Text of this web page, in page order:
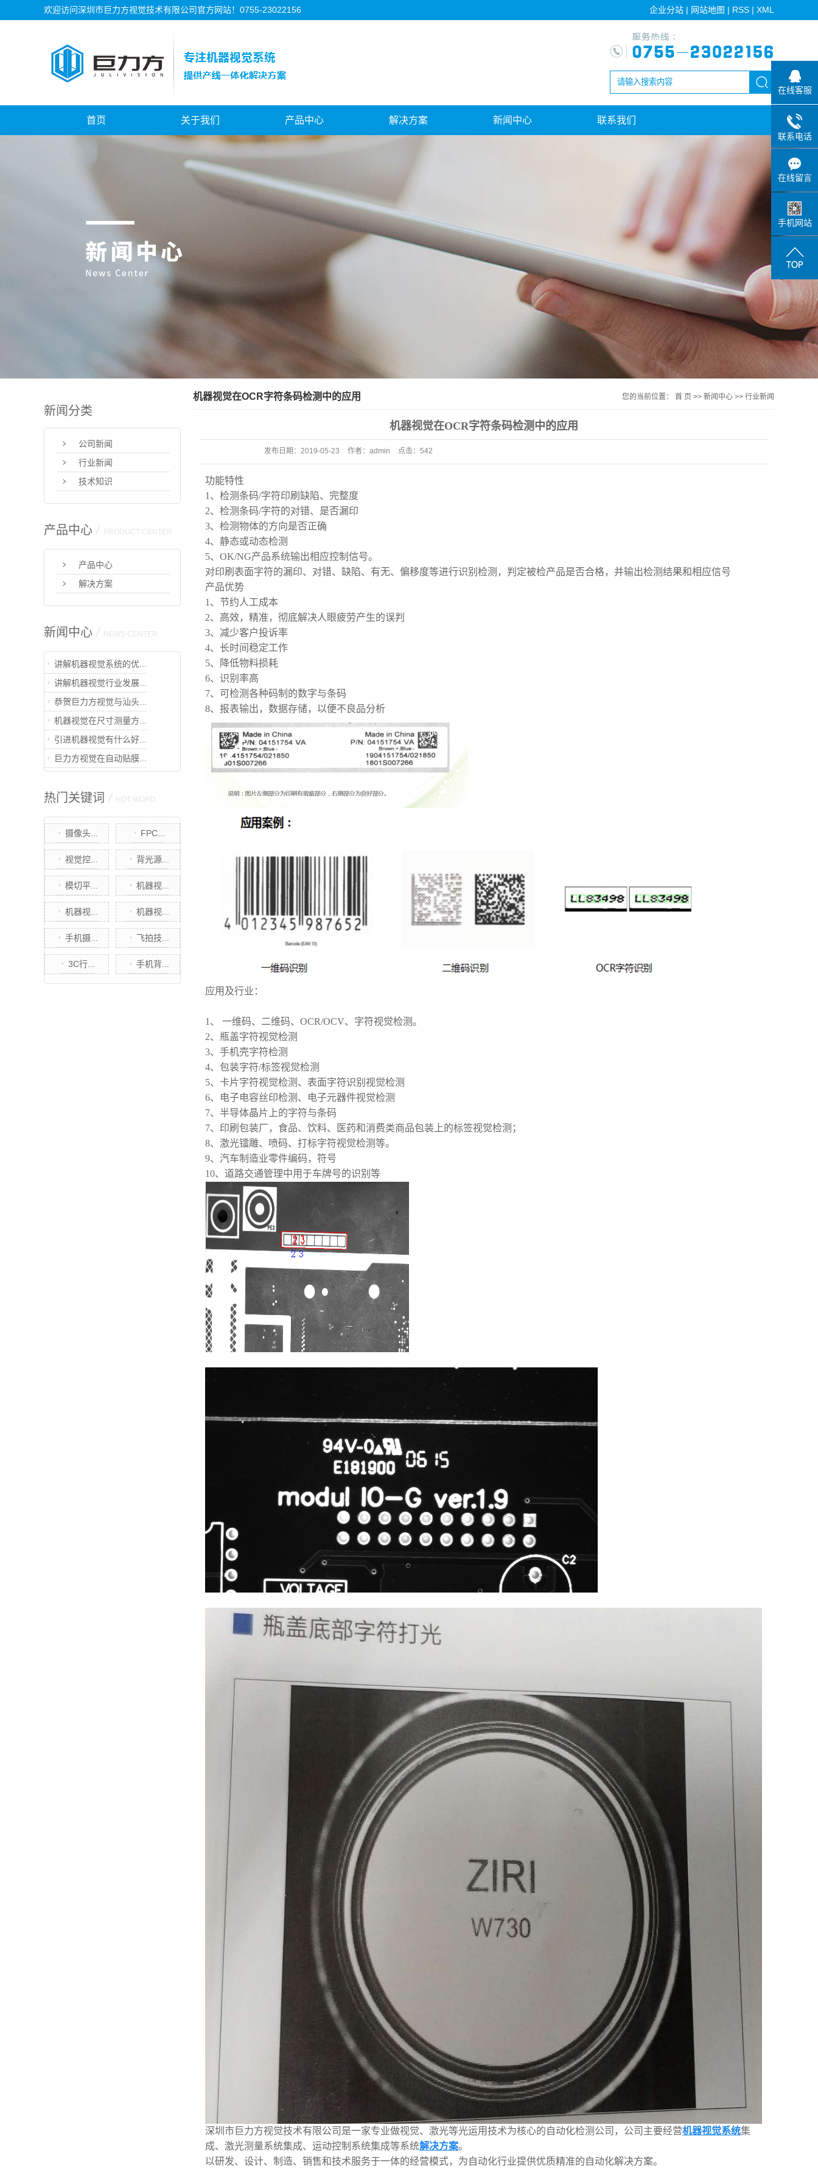
欢迎访问深圳市巨力方视觉技术有限公司官方网站！0755-23022156 企业分站 | 网站地图 | RSS | XML
首页 关于我们
公司资质
公司历程
产品中心
3C行业
背光源行业
模切机行业
天地盖制盒机行业
解决方案
飞拍对位系统
新闻中心 联系我们
新闻分类
公司新闻
行业新闻
技术知识
产品中心 / PRODUCT CENTER
产品中心
解决方案
新闻中心 / NEWS CENTER
讲解机器视觉系统的优...
讲解机器视觉行业发展...
恭贺巨力方视觉与汕头...
机器视觉在尺寸测量方...
引进机器视觉有什么好...
巨力方视觉在自动贴膜...
热门关键词 / HOT WORD
摄像头... FPC...
视觉控... 背光源...
模切平... 机器视...
机器视... 机器视...
手机摄... 飞拍技...
3C行... 手机背...
机器视觉在OCR字符条码检测中的应用 您的当前位置： 首 页 >> 新闻中心 >> 行业新闻
机器视觉在OCR字符条码检测中的应用
发布日期： 2019-05-23 作者： admin 点击： 542
功能特性
1、检测条码/字符印刷缺陷、完整度
2、检测条码/字符的对错、是否漏印
3、检测物体的方向是否正确
4、静态或动态检测
5、OK/NG产品系统输出相应控制信号。
对印刷表面字符的漏印、对错、缺陷、有无、偏移度等进行识别检测，判定被检产品是否合格，并输出检测结果和相应信号
产品优势
1、节约人工成本
2、高效，精准，彻底解决人眼疲劳产生的误判
3、减少客户投诉率
4、长时间稳定工作
5、降低物料损耗
6、识别率高
7、可检测各种码制的数字与条码
8、报表输出，数据存储，以便不良品分析
应用及行业：
1、 一维码、二维码、OCR/OCV、字符视觉检测。
2、瓶盖字符视觉检测
3、手机壳字符检测
4、包装字符/标签视觉检测
5、卡片字符视觉检测、表面字符识别视觉检测
6、电子电容丝印检测、电子元器件视觉检测
7、半导体晶片上的字符与条码
7、印刷包装厂，食品、饮料、医药和消费类商品包装上的标签视觉检测；
8、激光镭雕、喷码、打标字符视觉检测等。
9、汽车制造业零件编码，符号
10、道路交通管理中用于车牌号的识别等
深圳市巨力方视觉技术有限公司是一家专业做视觉、激光等光运用技术为核心的自动化检测公司，公司主要经营机器视觉系统集
成、激光测量系统集成、运动控制系统集成等系统解决方案。
以研发、设计、制造、销售和技术服务于一体的经营模式，为自动化行业提供优质精准的自动化解决方案。
在线客服
联系电话
在线留言
手机网站